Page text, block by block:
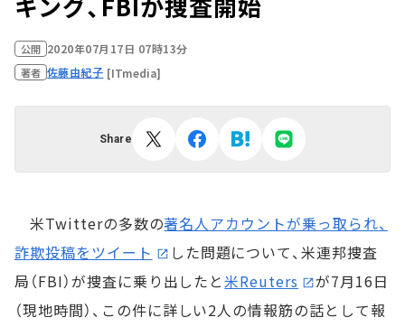
公開 2020年07月17日 07時13分
著者 佐藤由紀子 [ITmedia]
Share
米Twitterの多数の著名人アカウントが乗っ取られ、
詐欺投稿をツイート
した問題について、米連邦捜査
局（FBI）が捜査に乗り出したと米Reuters
が7月16日
（現地時間）、この件に詳しい2人の情報筋の話として報